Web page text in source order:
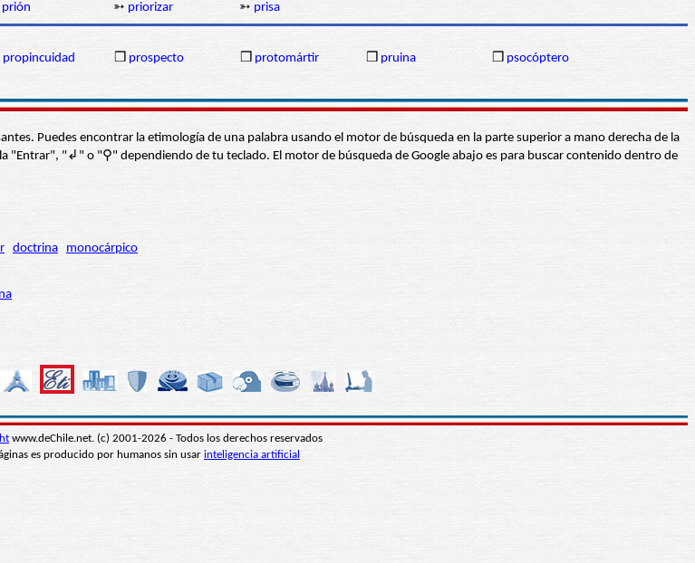
prión ➳ priorizar ➳ prisa
propincuidad ❒ prospecto ❒ protomártir ❒ pruina ❒ psocóptero
Puedes encontrar la etimología de una palabra usando el motor de búsqueda en la parte superior a mano derecha de la
"Entrar", "↲" o "⚲" dependiendo de tu teclado. El motor de búsqueda de Google abajo es para buscar contenido dentro de
doctrina monocárpico
www.deChile.net. (c) 2001-2026 - Todos los derechos reservados
es producido por humanos sin usar inteligencia artificial